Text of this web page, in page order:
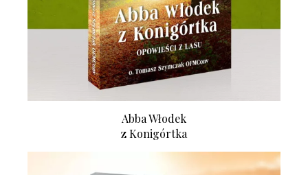
Abba Włodek
z Konigórtka